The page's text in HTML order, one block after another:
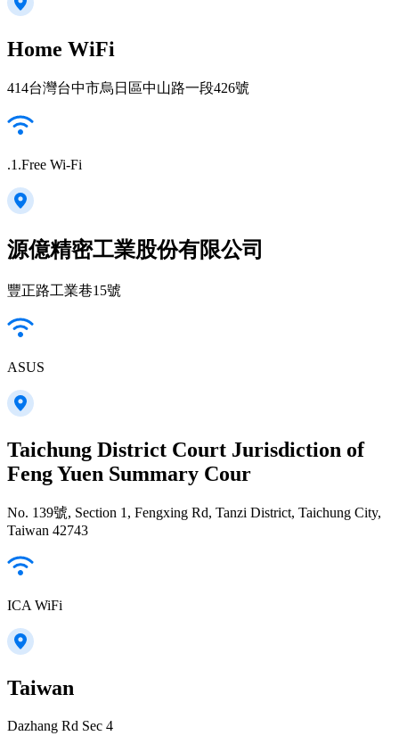
Home WiFi
414台灣台中市烏日區中山路一段426號
.1.Free Wi-Fi
源億精密工業股份有限公司
豐正路工業巷15號
ASUS
Taichung District Court Jurisdiction of
Feng Yuen Summary Cour
No. 139號, Section 1, Fengxing Rd, Tanzi District, Taichung City,
Taiwan 42743
ICA WiFi
Taiwan
Dazhang Rd Sec 4